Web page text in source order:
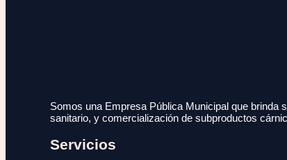
Somos una Empresa Pública Municipal que brinda
sanitario, y comercialización de subproductos
Servicios